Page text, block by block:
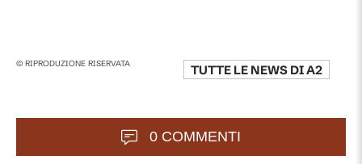
© RIPRODUZIONE RISERVATA TUTTE LE NEWS DIA2
0 COMMENTI